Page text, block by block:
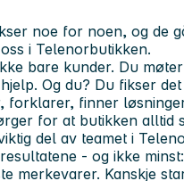
noe for noen, og de
i Telenorbutikken.
bare kunder. Du
Og du? Du fikser
forklarer, finner
for at butikken alltid
del av teamet i
- og ikke
merkevarer. Kanskje